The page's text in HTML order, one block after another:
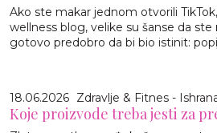
Ako ste makar jednom otvorili
wellness blog, velike su šanse da ste
gotovo predobro da bi bio istinit:
18.06.2026 Zdravlje & Fitnes -
Koje proizvode treba jesti za